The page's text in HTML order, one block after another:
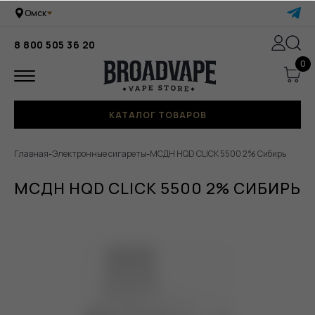
Омск
8 800 505 36 20
0
КАТАЛОГ ТОВАРОВ
Главная-Электронные сигареты-МСДН HQD CLICK 5500 2% Сибирь
МСДН HQD CLICK 5500 2% СИБИРЬ